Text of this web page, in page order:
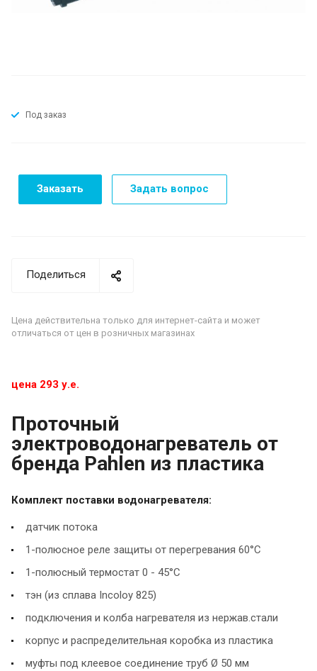
Под заказ
Заказать Задать вопрос
Поделиться
Цена действительна только для интернет-сайта и может
отличаться от цен в розничных магазинах
цена 293 у.е.
Проточный
электроводонагреватель от
бренда Pahlen из пластика
Комплект поставки водонагревателя:
датчик потока
1-полюсное реле защиты от перегревания 60°С
1-полюсный термостат 0 - 45°С
тэн (из сплава Incoloy 825)
подключения и колба нагревателя из нержав.стали
корпус и распределительная коробка из пластика
муфты под клеевое соединение труб Ø 50 мм